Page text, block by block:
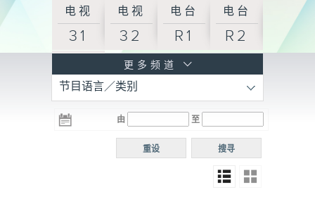
电视
31
电视
32
电台
R1
电台
R2
R3
电台 电台
R5
电台
普通
更多频道
节目语言／类别
由 至
搜寻
重设